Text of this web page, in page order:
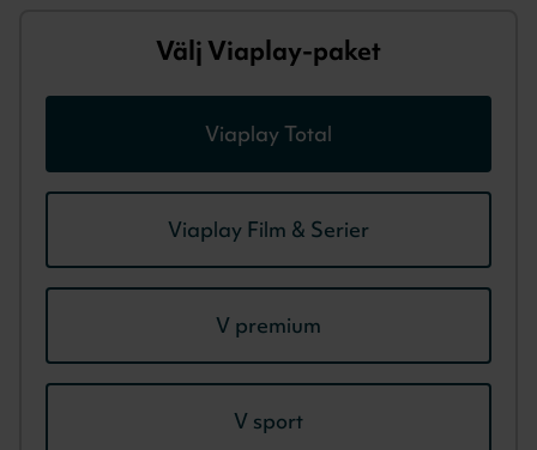
Välj Viaplay-paket
Viaplay Total
Viaplay Film & Serier
V premium
V sport